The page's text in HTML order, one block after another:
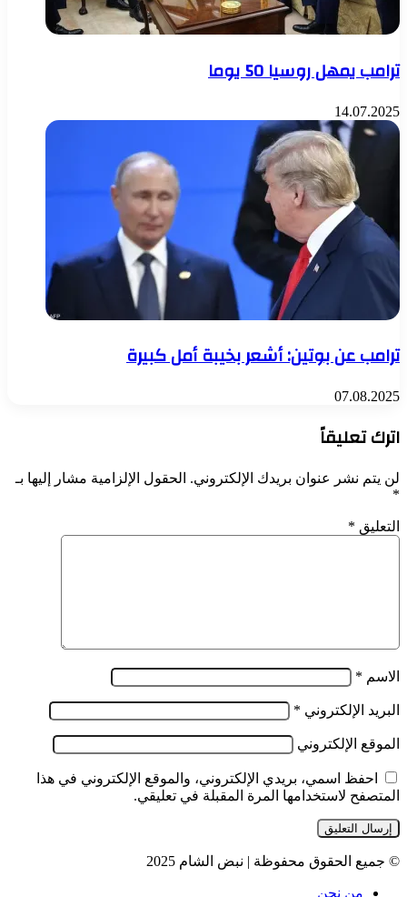
ترامب يمهل روسيا 50 يوما
14.07.2025
ترامب عن بوتين: أشعر بخيبة أمل كبيرة
07.08.2025
اترك تعليقاً
لن يتم نشر عنوان بريدك الإلكتروني. الحقول الإلزامية مشار إليها بـ
*
التعليق *
الاسم *
البريد الإلكتروني *
الموقع الإلكتروني
احفظ اسمي، بريدي الإلكتروني، والموقع الإلكتروني في هذا
المتصفح لاستخدامها المرة المقبلة في تعليقي.
© جميع الحقوق محفوظة | نبض الشام 2025
من نحن